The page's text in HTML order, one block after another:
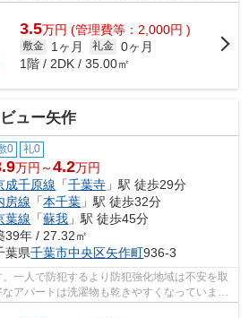
しの第一...
3.5万円 (管理費等：2,000円 )
敷金 1ヶ月 礼金 0ヶ月
1階 / 2DK / 35.00㎡
ュー矢作
0 礼0
万円～4.2万円
成千原線 「千葉寺 」駅 徒歩29分
房線 「本千葉 」駅 徒歩32分
葉線 「蘇我 」駅 徒歩45分
39年 / 27.32㎡
葉県千葉市中央区矢作町936-3
一人で防犯するより防犯強化地域は不安を取
アパートは洗濯物も乾きやすくなっていま
、「スカ...